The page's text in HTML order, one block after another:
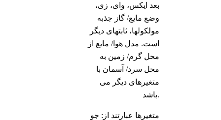
بعد ایکس، وای، زی،
وضع مایع/ گاز جذبه
مولکولها، ثابتهای دیگر
است. مدل هوا/ مایع از
محل گرم/ زمین به
محل سرد/ آسمان با
متغیرهای دیگر می
باشد.
متغیرها عبارتند از: جو